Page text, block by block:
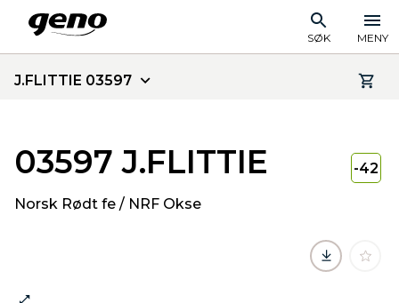
SØK MENY
J.FLITTIE 03597
03597 J.FLITTIE
Norsk Rødt fe / NRF Okse
-42